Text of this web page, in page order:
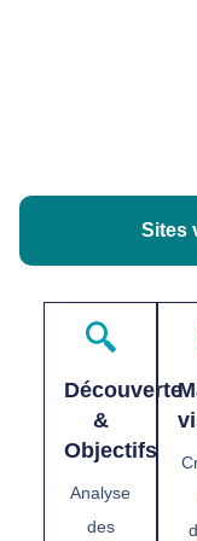
Sites
Découverte
&
Objectifs
Analyse
des